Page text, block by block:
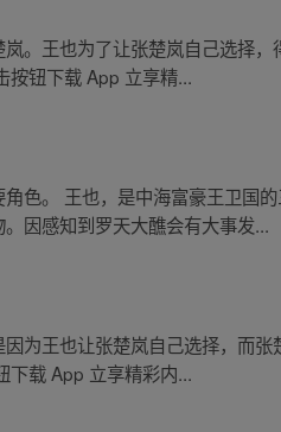
。王也为了让张楚岚自己选择
按钮下载 App 立享精...
色。 王也，是中海富豪王卫国
因感知到罗天大醮会有大事发...
为王也让张楚岚自己选择，而
下载 App 立享精彩内...